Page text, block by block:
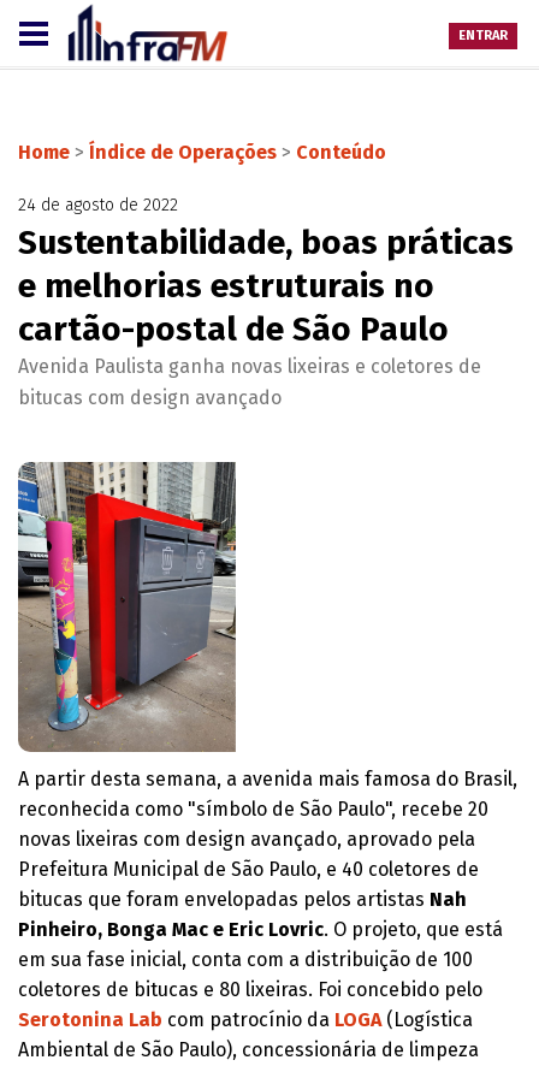
ENTRAR
Home > Índice de Operações > Conteúdo
24 de agosto de 2022
Sustentabilidade, boas práticas
e melhorias estruturais no
cartão-postal de São Paulo
Avenida Paulista ganha novas lixeiras e coletores de
bitucas com design avançado
A partir desta semana, a avenida mais famosa do Brasil,
reconhecida como "símbolo de São Paulo", recebe 20
novas lixeiras com design avançado, aprovado pela
Prefeitura Municipal de São Paulo, e 40 coletores de
bitucas que foram envelopadas pelos artistas Nah
Pinheiro, Bonga Mac e Eric Lovric. O projeto, que está
em sua fase inicial, conta com a distribuição de 100
coletores de bitucas e 80 lixeiras. Foi concebido pelo
Serotonina Lab com patrocínio da LOGA(Logística
Ambiental de São Paulo), concessionária de limpeza